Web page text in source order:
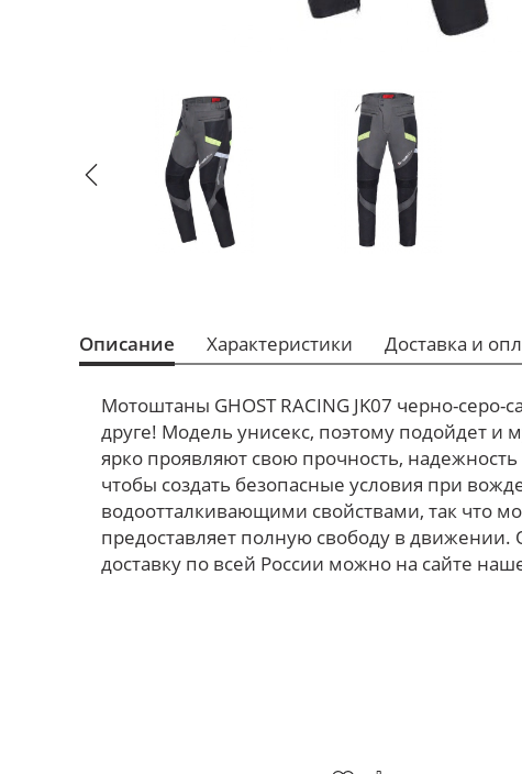
Описание Характеристики Доставка и
Мотоштаны GHOST RACING JK07 черно-
друге! Модель унисекс, поэтому подойдет
ярко проявляют свою прочность,
чтобы создать безопасные условия при
водоотталкивающими свойствами, так что
предоставляет полную свободу в
доставку по всей России можно на сайте